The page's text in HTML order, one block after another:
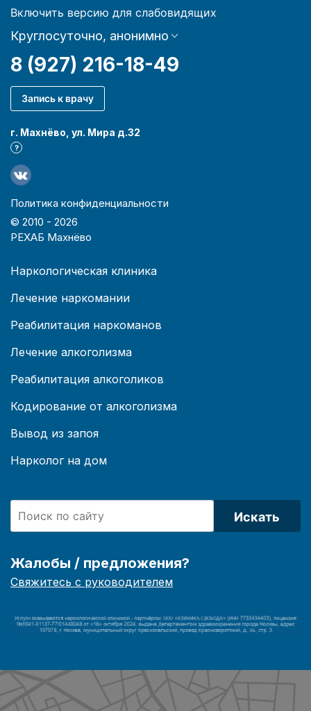
Включить версию для слабовидящих
Круглосуточно, анонимно
8 (927) 216-18-49
Запись к врачу
г. Махнёво, ул. Мира д.32
?
Политика конфиденциальности
© 2010 - 2026
РЕХАБ Махнёво
Наркологическая клиника
Лечение наркомании
Реабилитация наркоманов
Лечение алкоголизма
Реабилитация алкоголиков
Кодирование от алкоголизма
Вывод из запоя
Нарколог на дом
Искать
Жалобы / предложения?
Свяжитесь с руководителем